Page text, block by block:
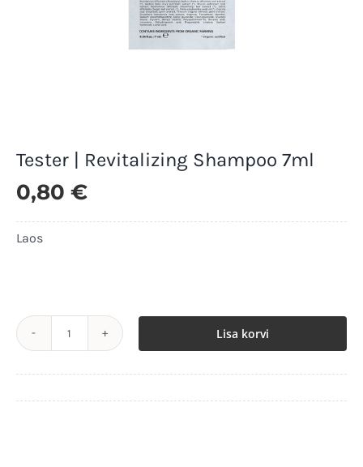
Tester | Revitalizing Shampoo 7ml
0,80 €
Laos
Lisa korvi